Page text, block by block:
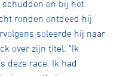
en bij het
ronden ontdeed hij
soleerde hij naar
over zijn titel: "Ik
deze race. Ik had